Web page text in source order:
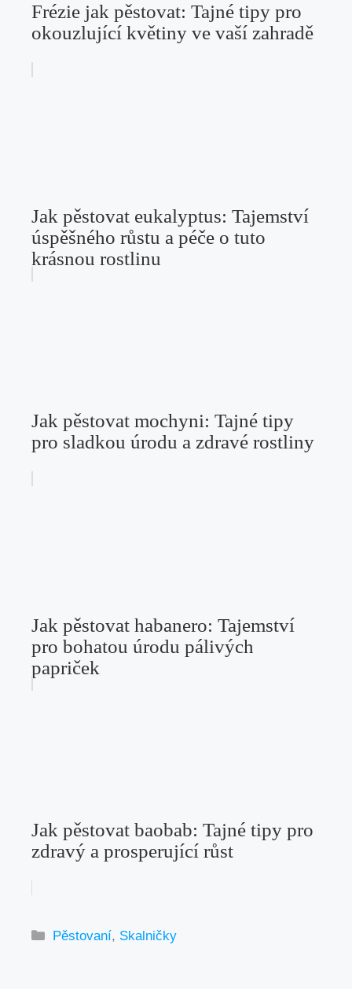
Frézie jak pěstovat: Tajné tipy pro
okouzlující květiny ve vaší zahradě
Jak pěstovat eukalyptus: Tajemství
úspěšného růstu a péče o tuto
krásnou rostlinu
Jak pěstovat mochyni: Tajné tipy
pro sladkou úrodu a zdravé rostliny
Jak pěstovat habanero: Tajemství
pro bohatou úrodu pálivých
papriček
Jak pěstovat baobab: Tajné tipy pro
zdravý a prosperující růst
Rubriky
Pěstovaní, Skalničky